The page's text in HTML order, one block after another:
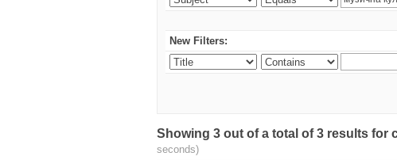
New Filters:
Showing 3 out of a total of 3 results for
seconds)